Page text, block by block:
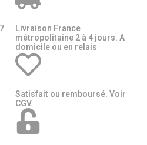
Livraison France
métropolitaine 2 à 4 jours. A
domicile ou en relais​​
Satisfait ou remboursé. Voir
CGV.